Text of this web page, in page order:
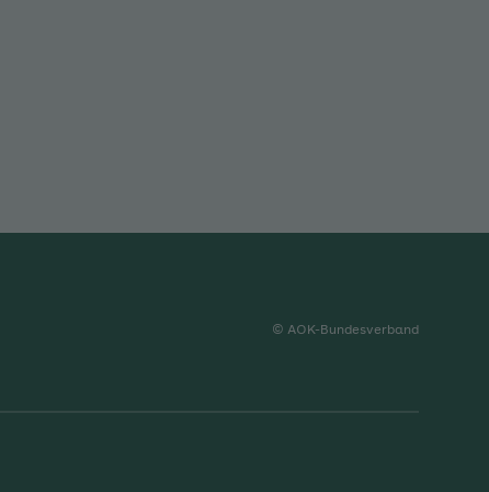
© AOK-Bundesverband